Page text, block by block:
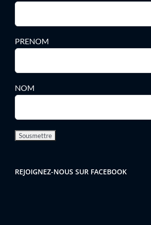
PRENOM
NOM
REJOIGNEZ-NOUS SUR FACEBOOK